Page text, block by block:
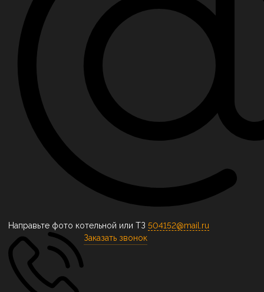
Направьте фото котельной или ТЗ 504152@mail.ru
Заказать звонок